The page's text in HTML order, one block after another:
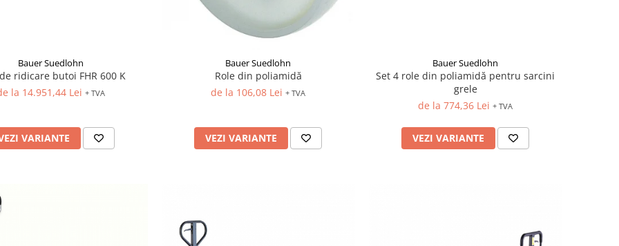
Bauer Suedlohn
ridicare butoi FHR 600 K
la 14.951,44 Lei+ TVA
VARIANTE
Bauer Suedlohn
Role din poliamidă
de la 106,08 Lei+ TVA
VEZI VARIANTE
Bauer Suedlohn
Set 4 role din poliamidă pentru sarcini
grele
de la 774,36 Lei+ TVA
VEZI VARIANTE